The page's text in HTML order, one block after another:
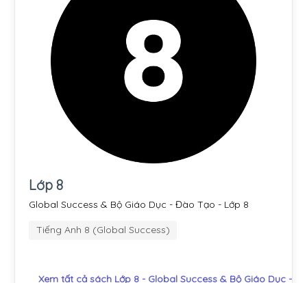
Lớp 8
Global Success & Bộ Giáo Dục - Đào Tạo - Lớp 8
Tiếng Anh 8 (Global Success)
Xem tất cả sách Lớp 8 - Global Success & Bộ Giáo Dục -